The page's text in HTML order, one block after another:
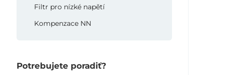
Filtr pro nízké napětí
Kompenzace NN
Potrebujete poradiť?